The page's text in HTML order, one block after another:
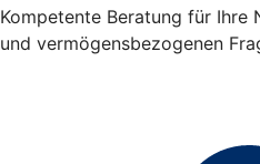
Kompetente Beratung für Ihre
und vermögensbezogenen